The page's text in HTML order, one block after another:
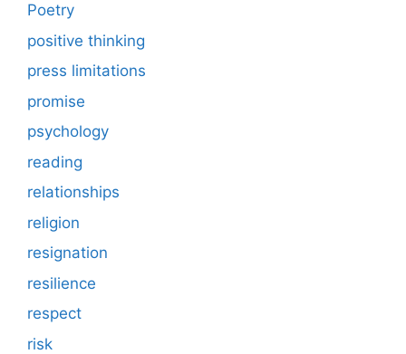
Poetry
positive thinking
press limitations
promise
psychology
reading
relationships
religion
resignation
resilience
respect
risk